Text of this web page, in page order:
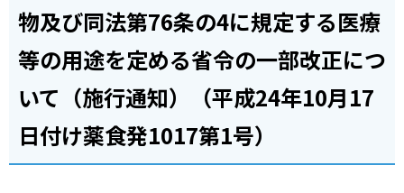
物及び同法第76条の4に規定する医療
等の用途を定める省令の一部改正につ
いて（施行通知）（平成24年10月17
日付け薬食発1017第1号）